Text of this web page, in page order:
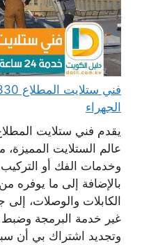
الجهراء
يقدم فني ستلايت
عالم الستلايت
وخدمات الفك أو
بالإضافة إلى ما يوفره
الكابلات والوصلات، إلى
غير خدمة البرمجة وضبط
وتجديد اشتراك بي أن